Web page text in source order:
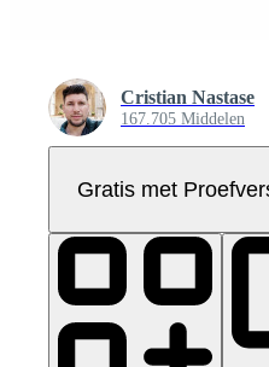
Cristian Nastase
167.705 Middelen
Gratis met